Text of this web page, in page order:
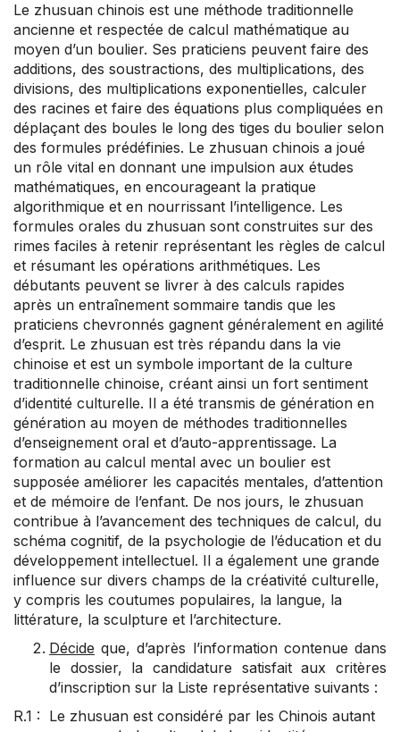
Le zhusuan chinois est une méthode traditionnelle
ancienne et respectée de calcul mathématique au
moyen d’un boulier. Ses praticiens peuvent faire des
additions, des soustractions, des multiplications, des
divisions, des multiplications exponentielles, calculer
des racines et faire des équations plus compliquées en
déplaçant des boules le long des tiges du boulier selon
des formules prédéfinies. Le zhusuan chinois a joué
un rôle vital en donnant une impulsion aux études
mathématiques, en encourageant la pratique
algorithmique et en nourrissant l’intelligence. Les
formules orales du zhusuan sont construites sur des
rimes faciles à retenir représentant les règles de calcul
et résumant les opérations arithmétiques. Les
débutants peuvent se livrer à des calculs rapides
après un entraînement sommaire tandis que les
praticiens chevronnés gagnent généralement en agilité
d’esprit. Le zhusuan est très répandu dans la vie
chinoise et est un symbole important de la culture
traditionnelle chinoise, créant ainsi un fort sentiment
d’identité culturelle. Il a été transmis de génération en
génération au moyen de méthodes traditionnelles
d’enseignement oral et d’auto-apprentissage. La
formation au calcul mental avec un boulier est
supposée améliorer les capacités mentales, d’attention
et de mémoire de l’enfant. De nos jours, le zhusuan
contribue à l’avancement des techniques de calcul, du
schéma cognitif, de la psychologie de l’éducation et du
développement intellectuel. Il a également une grande
influence sur divers champs de la créativité culturelle,
y compris les coutumes populaires, la langue, la
littérature, la sculpture et l’architecture.
Décide que, d’après l’information contenue dans
le dossier, la candidature satisfait aux critères
d’inscription sur la Liste représentative suivants :
R.1 : Le zhusuan est considéré par les Chinois autant